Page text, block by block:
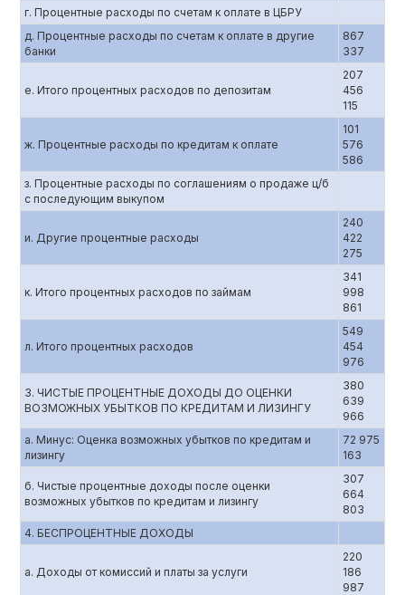
г. Процентные расходы по счетам к оплате в ЦБРУ
д. Процентные расходы по счетам к оплате в другие
банки
867
337
е. Итого процентных расходов по депозитам
207
456
115
ж. Процентные расходы по кредитам к оплате
101
576
586
з. Процентные расходы по соглашениям о продаже ц/б
с последующим выкупом
и. Другие процентные расходы
240
422
275
к. Итого процентных расходов по займам
341
998
861
л. Итого процентных расходов
549
454
976
3. ЧИСТЫЕ ПРОЦЕНТНЫЕ ДОХОДЫ ДО ОЦЕНКИ
ВОЗМОЖНЫХ УБЫТКОВ ПО КРЕДИТАМ И ЛИЗИНГУ
380
639
966
а. Минус: Оценка возможных убытков по кредитам и
лизингу
72 975
163
б. Чистые процентные доходы после оценки
возможных убытков по кредитам и лизингу
307
664
803
4. БЕСПРОЦЕНТНЫЕ ДОХОДЫ
а. Доходы от комиссий и платы за услуги
220
186
987